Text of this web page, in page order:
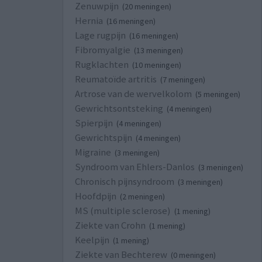
Zenuwpijn (20 meningen)
Hernia (16 meningen)
Lage rugpijn (16 meningen)
Fibromyalgie (13 meningen)
Rugklachten (10 meningen)
Reumatoïde artritis (7 meningen)
Artrose van de wervelkolom (5 meningen)
Gewrichtsontsteking (4 meningen)
Spierpijn (4 meningen)
Gewrichtspijn (4 meningen)
Migraine (3 meningen)
Syndroom van Ehlers-Danlos (3 meningen)
Chronisch pijnsyndroom (3 meningen)
Hoofdpijn (2 meningen)
MS (multiple sclerose) (1 mening)
Ziekte van Crohn (1 mening)
Keelpijn (1 mening)
Ziekte van Bechterew (0 meningen)